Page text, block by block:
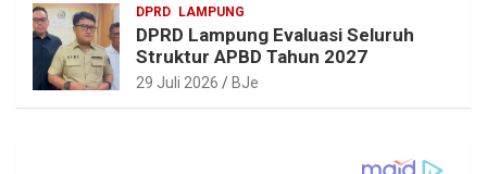
DPRD LAMPUNG
DPRD Lampung Evaluasi Seluruh
Struktur APBD Tahun 2027
29 Juli 2026 BJe